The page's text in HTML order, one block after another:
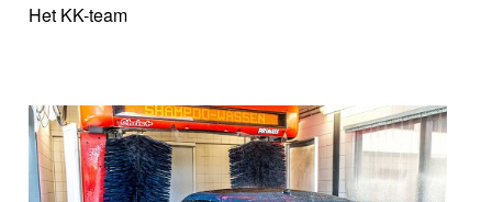
Het KK-team